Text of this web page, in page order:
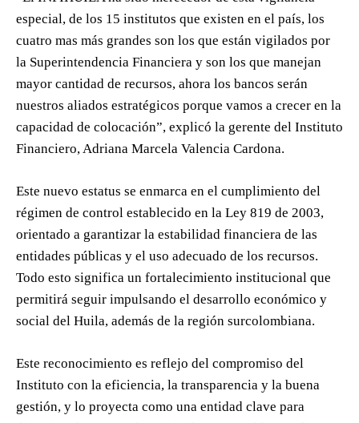
especial, de los 15 institutos que existen en el país, los
cuatro mas más grandes son los que están vigilados por
la Superintendencia Financiera y son los que manejan
mayor cantidad de recursos, ahora los bancos serán
nuestros aliados estratégicos porque vamos a crecer en la
capacidad de colocación”, explicó la gerente del Instituto
Financiero, Adriana Marcela Valencia Cardona.
Este nuevo estatus se enmarca en el cumplimiento del
régimen de control establecido en la Ley 819 de 2003,
orientado a garantizar la estabilidad financiera de las
entidades públicas y el uso adecuado de los recursos.
Todo esto significa un fortalecimiento institucional que
permitirá seguir impulsando el desarrollo económico y
social del Huila, además de la región surcolombiana.
Este reconocimiento es reflejo del compromiso del
Instituto con la eficiencia, la transparencia y la buena
gestión, y lo proyecta como una entidad clave para